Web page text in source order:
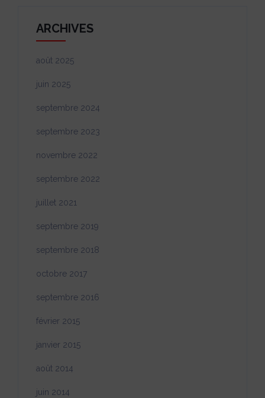
ARCHIVES
août 2025
juin 2025
septembre 2024
septembre 2023
novembre 2022
septembre 2022
juillet 2021
septembre 2019
septembre 2018
octobre 2017
septembre 2016
février 2015
janvier 2015
août 2014
juin 2014